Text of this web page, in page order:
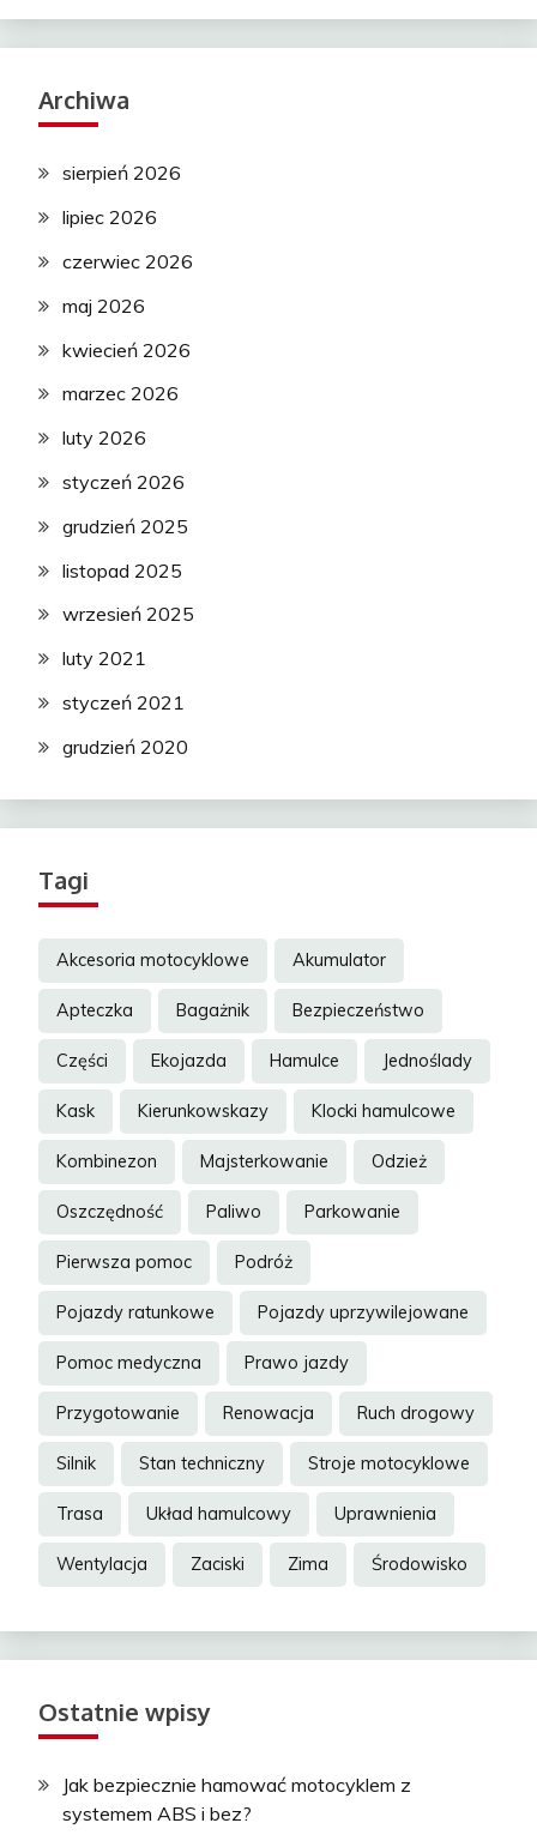
Archiwa
sierpień 2026
lipiec 2026
czerwiec 2026
maj 2026
kwiecień 2026
marzec 2026
luty 2026
styczeń 2026
grudzień 2025
listopad 2025
wrzesień 2025
luty 2021
styczeń 2021
grudzień 2020
Tagi
Akcesoria motocyklowe Akumulator
Apteczka Bagażnik Bezpieczeństwo
Części Ekojazda Hamulce Jednoślady
Kask Kierunkowskazy Klocki hamulcowe
Kombinezon Majsterkowanie Odzież
Oszczędność Paliwo Parkowanie
Pierwsza pomoc Podróż
Pojazdy ratunkowe Pojazdy uprzywilejowane
Pomoc medyczna Prawo jazdy
Przygotowanie Renowacja Ruch drogowy
Silnik Stan techniczny Stroje motocyklowe
Trasa Układ hamulcowy Uprawnienia
Wentylacja Zaciski Zima Środowisko
Ostatnie wpisy
Jak bezpiecznie hamować motocyklem z
systemem ABS i bez?